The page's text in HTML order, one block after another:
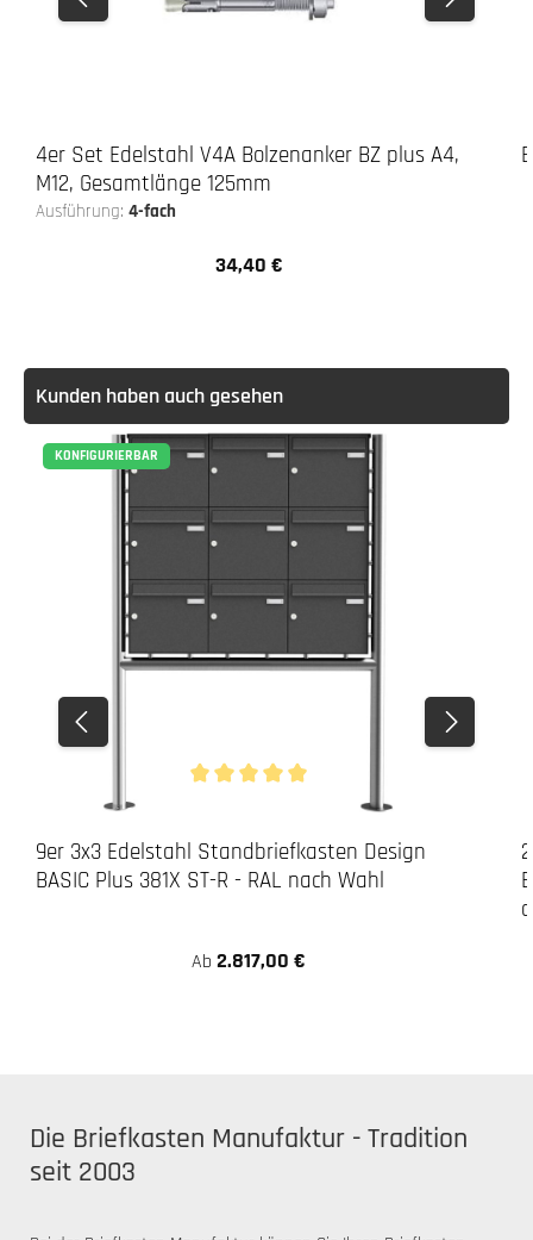
4er Set Edelstahl V4A Bolzenanker BZ plus A4,
M12, Gesamtlänge 125mm
Ausführung:4-fach
Regulärer Preis:
34,40 €
Kunden haben auch gesehen
KONFIGURIERBAR
Durchschnittliche Bewertung von 5 von 5
9er 3x3 Edelstahl Standbriefkasten Design
BASIC Plus 381X ST-R - RAL nach Wahl
Ab 2.817,00 €
Die Briefkasten Manufaktur - Tradition
seit 2003